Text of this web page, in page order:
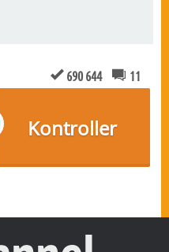
690 644 11
Kontroller